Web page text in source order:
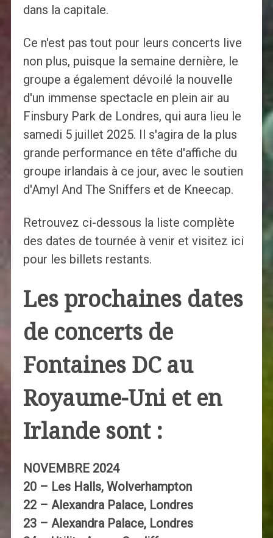
dans la capitale.
Ce n'est pas tout pour leurs concerts live
non plus, puisque la semaine dernière, le
groupe a également dévoilé la nouvelle
d'un immense spectacle en plein air au
Finsbury Park de Londres, qui aura lieu le
samedi 5 juillet 2025. Il s'agira de la plus
grande performance en tête d'affiche du
groupe irlandais à ce jour, avec le soutien
d'Amyl And The Sniffers et de Kneecap.
Retrouvez ci-dessous la liste complète
des dates de tournée à venir et visitez ici
pour les billets restants.
Les prochaines dates
de concerts de
Fontaines DC au
Royaume-Uni et en
Irlande sont :
NOVEMBRE 2024
20 – Les Halls, Wolverhampton
22 – Alexandra Palace, Londres
23 – Alexandra Palace, Londres